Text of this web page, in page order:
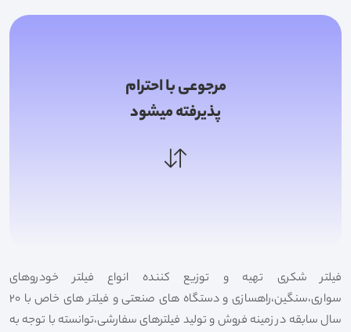
مرجوعی با احترام
پذیرفته میشود
فیلتر شکری تهیه و توزیع کننده انواع فیلتر خودروهای
سواری،سنگین،راهسازی و دستگاه های صنعتی و فیلتر های خاص با 20
سال سابقه در زمینه فروش و تولید فیلترهای سفارشی،توانسته با توجه به